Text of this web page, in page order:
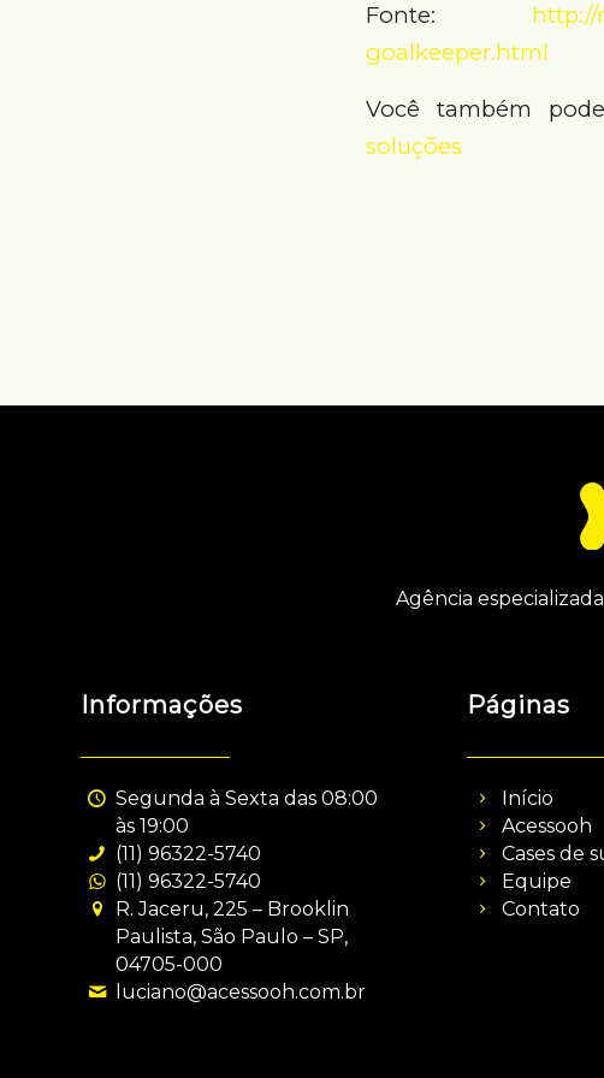
Fonte: http://
goalkeeper.html
Você também
soluções
Agência
Informações
Segunda à Sexta das 08:00
às 19:00
(11) 96322-5740
(11) 96322-5740
R. Jaceru, 225 – Brooklin
Paulista, São Paulo – SP,
04705-000
luciano@acessooh.com.br
Páginas
Início
Acessooh
Cases de
Equipe
Contato